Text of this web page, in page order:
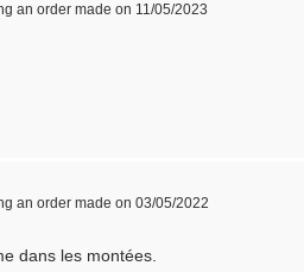
an order made on 11/05/2023
an order made on 03/05/2022
dans les montées.